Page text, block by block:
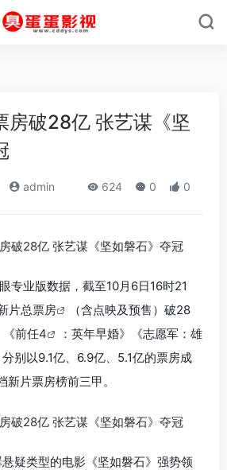
房破28亿 张艺谋《坚
admin 624 0 0
专业版数据，截至10月6日16时21
片总票房
（含点映及预售）破28
《前任4
：英年早婚》《志愿军：雄
别以9.1亿、6.9亿、5.1亿的票房成
片票房榜前三甲。
疑类型的电影 《坚如磐石》强势领